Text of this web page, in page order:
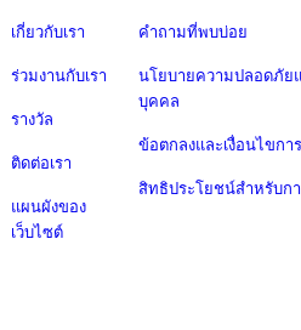
เกี่ยวกับเรา
ร่วมงานกับเรา
รางวัล
ติดต่อเรา
แผนผังของ
เว็บไซต์
คำถามที่พบบ่อย
นโยบายความปลอดภัย
บุคคล
ข้อตกลงและเงื่อนไขกา
สิทธิประโยชน์สำหรับก